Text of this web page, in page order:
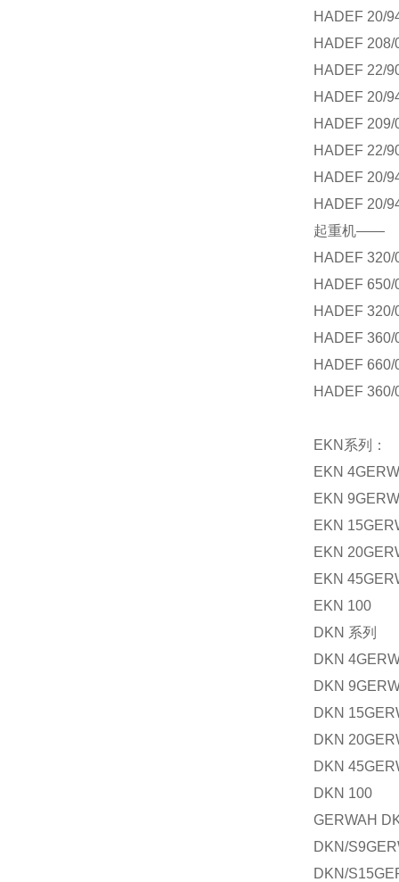
HADEF 20/
HADEF 208/
HADEF 22/
HADEF 20/
HADEF 209/
HADEF 22/
HADEF 20/
HADEF 20/
起重机——
HADEF 320/
HADEF 650/
HADEF 320/
HADEF 360/
HADEF 660/
HADEF 360/
EKN 系列：
EKN
EKN
EKN
EKN
EKN
EKN 100
DKN 系列
DKN
DKN
DKN
DKN
DKN
DKN 100
GERWAH
DKN/
DKN/